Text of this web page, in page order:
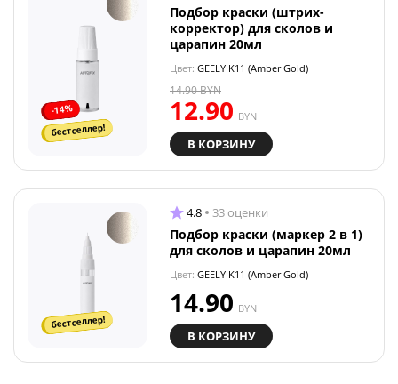
-14%
бестселлер!
Подбор краски (штрих-
корректор) для сколов и
царапин 20мл
Цвет: GEELY K11 (Amber Gold)
12.90 BYN
14.90BYN
В КОРЗИНУ
бестселлер!
4.8 33 оценки
Подбор краски (маркер 2 в 1)
для сколов и царапин 20мл
Цвет: GEELY K11 (Amber Gold)
14.90 BYN
В КОРЗИНУ